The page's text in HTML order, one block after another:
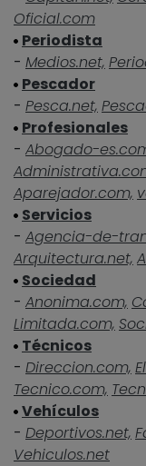
Oficial.com
Periodista
- Medios.net,
Pescador
- Pesca.net,
Profesionales
- Abogado-
Aparejador.com,
Servicios
- Agencia-de-
Arquitectura.net,
Sociedad
- Anonima.com,
Limitada.com,
Técnicos
- Direccion.com,
Tecnico.com,
Vehículos
- Deportivos.net,
Vehiculos.net